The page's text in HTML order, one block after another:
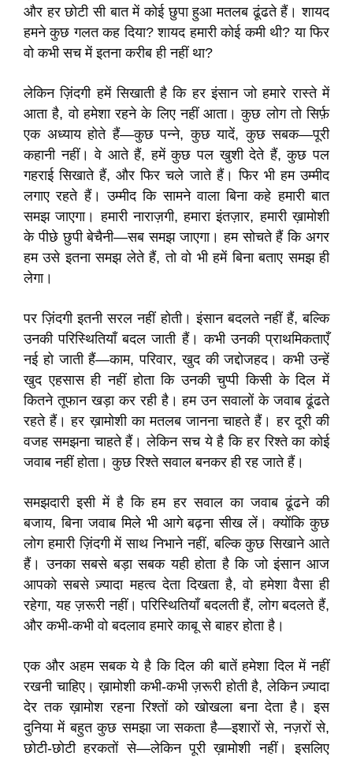
और हर छोटी सी बात में कोई छुपा हुआ मतलब ढूंढते हैं। शायद
हमने कुछ गलत कह दिया? शायद हमारी कोई कमी थी? या फिर
वो कभी सच में इतना करीब ही नहीं था?
लेकिन ज़िंदगी हमें सिखाती है कि हर इंसान जो हमारे रास्ते में
आता है, वो हमेशा रहने के लिए नहीं आता। कुछ लोग तो सिर्फ़
एक अध्याय होते हैं—कुछ पन्ने, कुछ यादें, कुछ सबक—पूरी
कहानी नहीं। वे आते हैं, हमें कुछ पल खुशी देते हैं, कुछ पल
गहराई सिखाते हैं, और फिर चले जाते हैं। फिर भी हम उम्मीद
लगाए रहते हैं। उम्मीद कि सामने वाला बिना कहे हमारी बात
समझ जाएगा। हमारी नाराज़गी, हमारा इंतज़ार, हमारी ख़ामोशी
के पीछे छुपी बेचैनी—सब समझ जाएगा। हम सोचते हैं कि अगर
हम उसे इतना समझ लेते हैं, तो वो भी हमें बिना बताए समझ ही
लेगा।
पर ज़िंदगी इतनी सरल नहीं होती। इंसान बदलते नहीं हैं, बल्कि
उनकी परिस्थितियाँ बदल जाती हैं। कभी उनकी प्राथमिकताएँ
नई हो जाती हैं—काम, परिवार, खुद की जद्दोजहद। कभी उन्हें
खुद एहसास ही नहीं होता कि उनकी चुप्पी किसी के दिल में
कितने तूफान खड़ा कर रही है। हम उन सवालों के जवाब ढूंढते
रहते हैं। हर ख़ामोशी का मतलब जानना चाहते हैं। हर दूरी की
वजह समझना चाहते हैं। लेकिन सच ये है कि हर रिश्ते का कोई
जवाब नहीं होता। कुछ रिश्ते सवाल बनकर ही रह जाते हैं।
समझदारी इसी में है कि हम हर सवाल का जवाब ढूंढने की
बजाय, बिना जवाब मिले भी आगे बढ़ना सीख लें। क्योंकि कुछ
लोग हमारी ज़िंदगी में साथ निभाने नहीं, बल्कि कुछ सिखाने आते
हैं। उनका सबसे बड़ा सबक यही होता है कि जो इंसान आज
आपको सबसे ज़्यादा महत्व देता दिखता है, वो हमेशा वैसा ही
रहेगा, यह ज़रूरी नहीं। परिस्थितियाँ बदलती हैं, लोग बदलते हैं,
और कभी-कभी वो बदलाव हमारे काबू से बाहर होता है।
एक और अहम सबक ये है कि दिल की बातें हमेशा दिल में नहीं
रखनी चाहिए। ख़ामोशी कभी-कभी ज़रूरी होती है, लेकिन ज़्यादा
देर तक ख़ामोश रहना रिश्तों को खोखला बना देता है। इस
दुनिया में बहुत कुछ समझा जा सकता है—इशारों से, नज़रों से,
छोटी-छोटी हरकतों से—लेकिन पूरी ख़ामोशी नहीं। इसलिए